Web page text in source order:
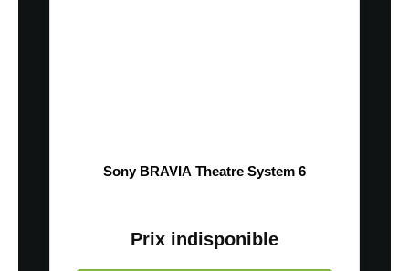
Sony BRAVIA Theatre System 6
Prix indisponible